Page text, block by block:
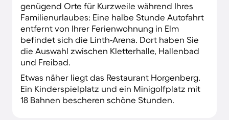
genügend Orte für Kurzweile während Ihres
Familienurlaubes: Eine halbe Stunde Autofahrt
entfernt von Ihrer Ferienwohnung in Elm
befindet sich die Linth-Arena. Dort haben Sie
die Auswahl zwischen Kletterhalle, Hallenbad
und Freibad.
Etwas näher liegt das Restaurant Horgenberg.
Ein Kinderspielplatz und ein Minigolfplatz mit
18 Bahnen bescheren schöne Stunden.